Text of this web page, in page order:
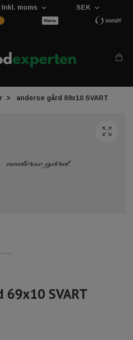
Inkl. moms SEK
anderse gård 69x10 SVART
SVART